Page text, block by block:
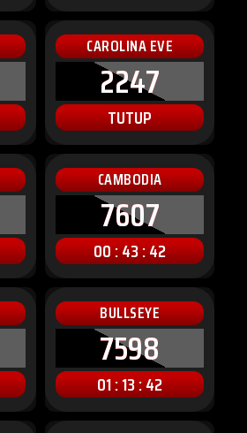
CAROLINA EVE
2247
TUTUP
CAMBODIA
7607
00 : 43 : 40
BULLSEYE
7598
01 : 13 : 40